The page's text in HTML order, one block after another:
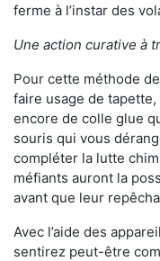
ferme à l’instar des
Une action curative à
Pour cette méthode de
faire usage de
encore de colle glue
souris qui vous
compléter la lutte
méfiants auront la
avant que leur
Avec l’aide des
sentirez peut-être